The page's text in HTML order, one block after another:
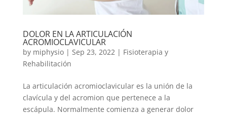
DOLOR EN LA ARTICULACIÓN
ACROMIOCLAVICULAR
by miphysio| Sep 23, 2022| Fisioterapia y
Rehabilitación
La articulación acromioclavicular es la unión de la
clavícula y del acromion que pertenece a la
escápula. Normalmente comienza a generar dolor